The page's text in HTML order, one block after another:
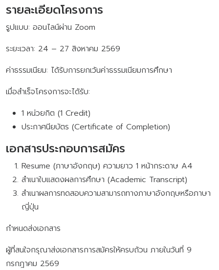
รายละเอียดโครงการ
รูปแบบ: ออนไลน์ผ่าน Zoom
ระยะเวลา: 24 – 27 สิงหาคม 2569
ค่าธรรมเนียม: ได้รับการยกเว้นค่าธรรมเนียมการศึกษา
เมื่อสำเร็จโครงการจะได้รับ:
1 หน่วยกิต (1 Credit)
ประกาศนียบัตร (Certificate of Completion)
เอกสารประกอบการสมัคร
Resume (ภาษาอังกฤษ) ความยาว 1 หน้ากระดาษ A4
สำเนาใบแสดงผลการศึกษา (Academic Transcript)
สำเนาผลการทดสอบความสามารถทางภาษาอังกฤษหรือภาษา
ญี่ปุ่น
กำหนดส่งเอกสาร
ผู้ที่สนใจกรุณาส่งเอกสารการสมัครให้ครบถ้วน ภายในวันที่ 9
กรกฎาคม 2569